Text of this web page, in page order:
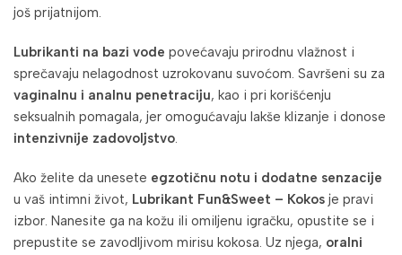
još prijatnijom.
Lubrikanti na bazi vode povećavaju prirodnu vlažnost i
sprečavaju nelagodnost uzrokovanu suvoćom. Savršeni su za
vaginalnu i analnu penetraciju, kao i pri korišćenju
seksualnih pomagala, jer omogućavaju lakše klizanje i donose
intenzivnije zadovoljstvo.
Ako želite da unesete egzotičnu notu i dodatne senzacije
u vaš intimni život, Lubrikant Fun&Sweet – Kokos je pravi
izbor. Nanesite ga na kožu ili omiljenu igračku, opustite se i
prepustite se zavodljivom mirisu kokosa. Uz njega, oralni